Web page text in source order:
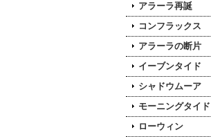
アラーラ再誕
コンフラックス
アラーラの断片
イーブンタイド
シャドウムーア
モーニングタイド
ローウィン